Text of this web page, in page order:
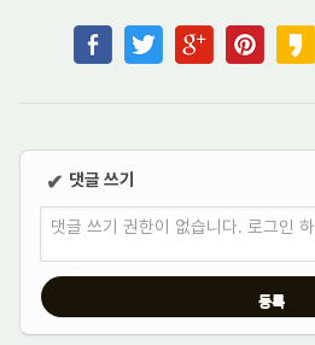
✔ 댓글 쓰기
댓글 쓰기 권한이 없습니다. 로그인